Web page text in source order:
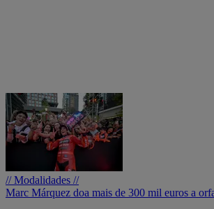
// Modalidades //
Marc Márquez doa mais de 300 mil euros a